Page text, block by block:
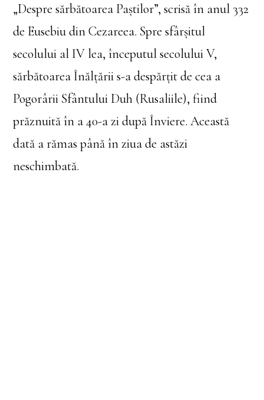
„Despre sărbătoarea Paștilor”, scrisă în anul 332
de Eusebiu din Cezareea. Spre sfârșitul
secolului al IV lea, începutul secolului V,
sărbătoarea Înălțării s-a despărțit de cea a
Pogorârii Sfântului Duh (Rusaliile), fiind
prăznuită în a 40-a zi după Înviere. Această
dată a rămas până în ziua de astăzi
neschimbată.